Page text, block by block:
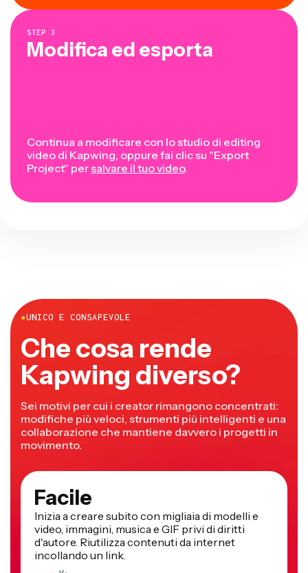
STEP 3
Modifica ed esporta
Continua a modificare con lo studio di editing
video di Kapwing, oppure fai clic su "Export
Project" persalvare il tuo video.
●UNICO E CONSAPEVOLE
Che cosa rende
Kapwing diverso?
Sei motivi per cui i creator rimangono concentrati:
modifiche più veloci, strumenti più intelligenti e una
collaborazione che mantiene davvero i progetti in
movimento.
Facile
Inizia a creare subito con migliaia di modelli e
video, immagini, musica e GIF privi di diritti
d'autore. Riutilizza contenuti da internet
incollando un link.